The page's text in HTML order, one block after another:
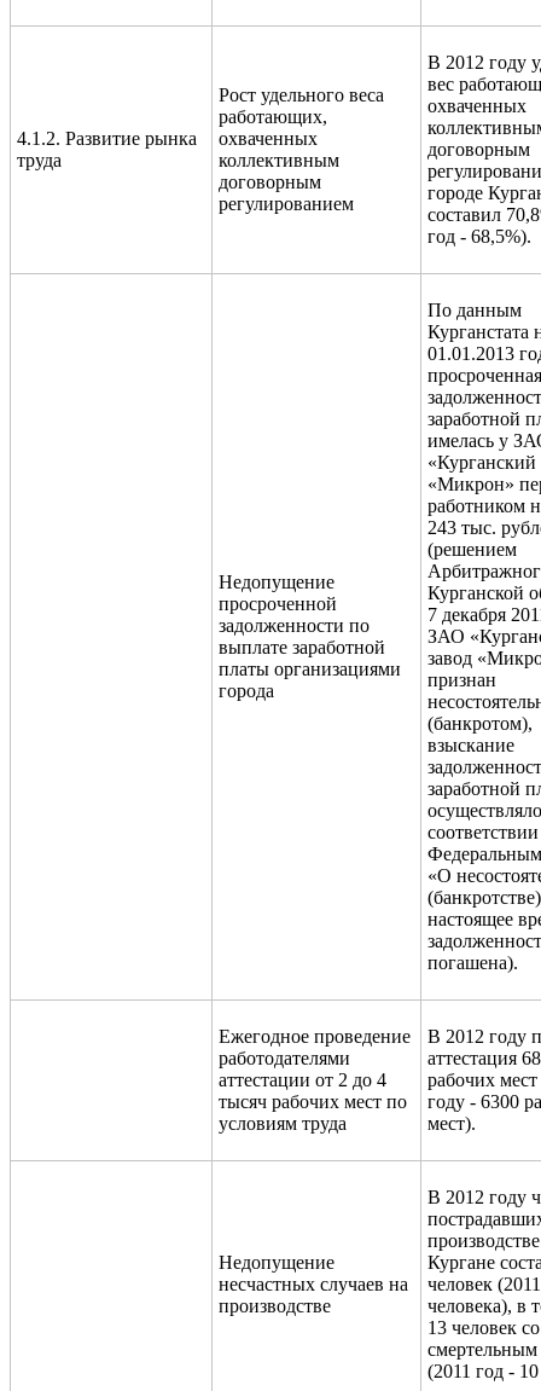
4.1.2. Развитие рынка
труда
Рост удельного веса
работающих,
охваченных
коллективным
договорным
регулированием
В 2012 году
вес
охваченных
договорным
городе
составил
год - 68,5%).
Недопущение
просроченной
задолженности по
выплате заработной
платы организациями
города
По данным
Курганстата
01.01.2013
просроченная
заработной
имелась у
«Курганский
«Микрон»
работником
243 тыс.
(решением
Курганской
7 декабря
ЗАО
завод
признан
(банкротом),
взыскание
заработной
«О
настоящее
погашена).
Ежегодное проведение
работодателями
аттестации от 2 до 4
тысяч рабочих мест по
условиям труда
В 2012 году
аттестация
рабочих
году - 6300
мест).
Недопущение
несчастных случаев на
производстве
В 2012 году
Кургане
человек
человека), в
13 человек со
(2011 год -